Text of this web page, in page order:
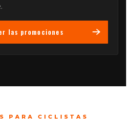
las promociones
PARA CICLISTAS